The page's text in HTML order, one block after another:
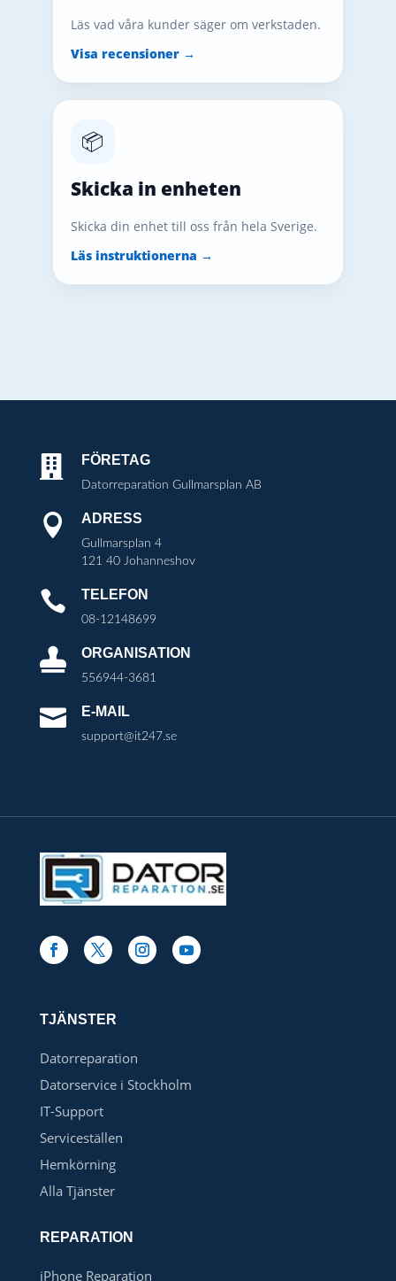
Läs vad våra kunder säger om verkstaden.
Visa recensioner →
📦
Skicka in enheten
Skicka din enhet till oss från hela Sverige.
Läs instruktionerna →
 FÖRETAG
Datorreparation Gullmarsplan AB
 ADRESS
Gullmarsplan 4
121 40 Johanneshov
 TELEFON
08-12148699
 ORGANISATION
556944-3681
 E-MAIL
support@it247.se
TJÄNSTER
Datorreparation
Datorservice i Stockholm
IT-Support
Serviceställen
Hemkörning
Alla Tjänster
REPARATION
iPhone Reparation